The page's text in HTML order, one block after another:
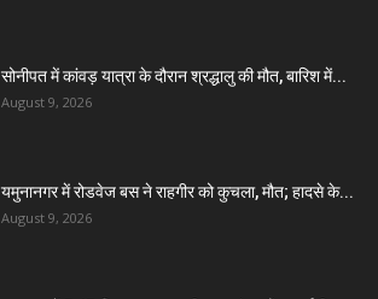
सोनीपत में कांवड़ यात्रा के दौरान श्रद्धालु की मौत, बारिश में...
August 9, 2026
यमुनानगर में रोडवेज बस ने राहगीर को कुचला, मौत; हादसे के...
August 9, 2026